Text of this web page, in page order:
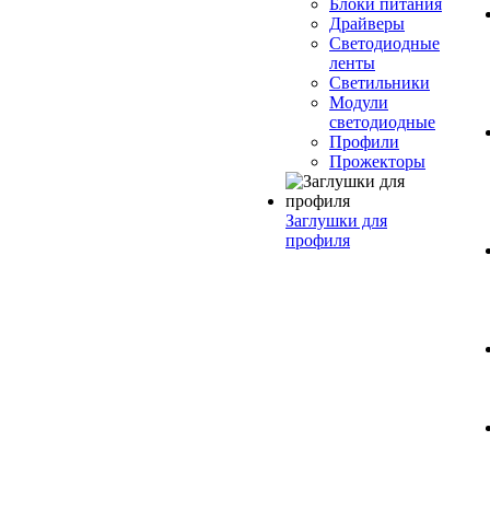
Блоки питания
Драйверы
Светодиодные
ленты
Светильники
Модули
светодиодные
Профили
Прожекторы
Заглушки для
профиля